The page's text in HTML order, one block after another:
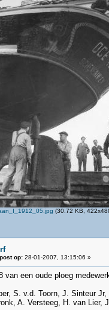
(30.72 KB,
op:28-01-2007, 13:15:06 »
van een oude ploeg
S. v.d. Toorn, J. Sinteur
A. Versteeg, H. van Lier,